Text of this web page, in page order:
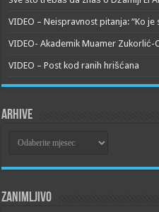
VIDEO – Neispravnost pitanja: “Ko je
VIDEO- Akademik Muamer
VIDEO – Post kod ranih hrišćana
Arhive
Zanimljivo